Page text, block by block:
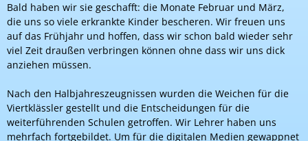
Bald haben wir sie geschafft: die Monate Februar und März,
die uns so viele erkrankte Kinder bescheren. Wir freuen uns
auf das Frühjahr und hoffen, dass wir schon bald wieder sehr
viel Zeit draußen verbringen können ohne dass wir uns dick
anziehen müssen.
Nach den Halbjahreszeugnissen wurden die Weichen für die
Viertklässler gestellt und die Entscheidungen für die
weiterführenden Schulen getroffen. Wir Lehrer haben uns
mehrfach fortgebildet. Um für die digitalen Medien gewappnet